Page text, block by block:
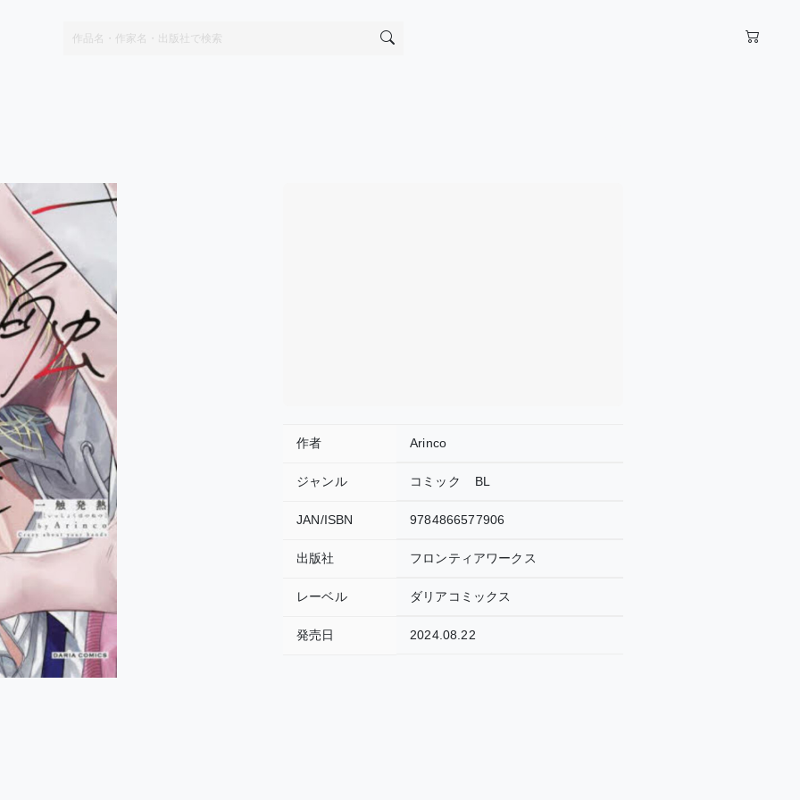
作者 Arinco
ジャンル コミック BL
JAN/ISBN 9784866577906
出版社 フロンティアワークス
レーベル ダリアコミックス
発売日 2024.08.22